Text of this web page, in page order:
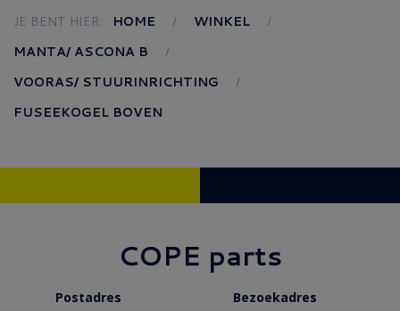
JE BENT HIER: HOME
WINKEL
MANTA/ ASCONA B
VOORAS/ STUURINRICHTING
FUSEEKOGEL BOVEN
COPE parts
Postadres
Bezoekadres